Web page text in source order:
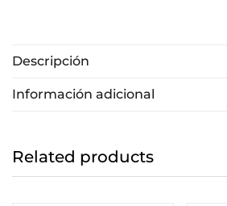
Descripción
Información adicional
Related products